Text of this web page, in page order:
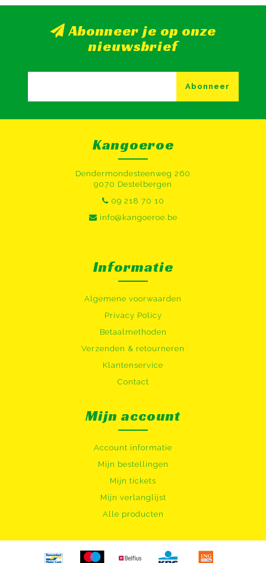
Abonneer je op onze
nieuwsbrief
Abonneer
Kangoeroe
Dendermondesteenweg 260
9070 Destelbergen
09 218 70 10
info@kangoeroe.be
Informatie
Algemene voorwaarden
Privacy Policy
Betaalmethoden
Verzenden & retourneren
Klantenservice
Contact
Mijn account
Account informatie
Mijn bestellingen
Mijn tickets
Mijn verlanglijst
Alle producten